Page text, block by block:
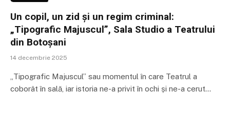
Un copil, un zid și un regim criminal:
„Tipografic Majuscul”, Sala Studio a Teatrului
din Botoșani
14 decembrie 2025
„Tipografic Majuscul” sau momentul în care Teatrul a
coborât în sală, iar istoria ne-a privit în ochi și ne-a cerut…